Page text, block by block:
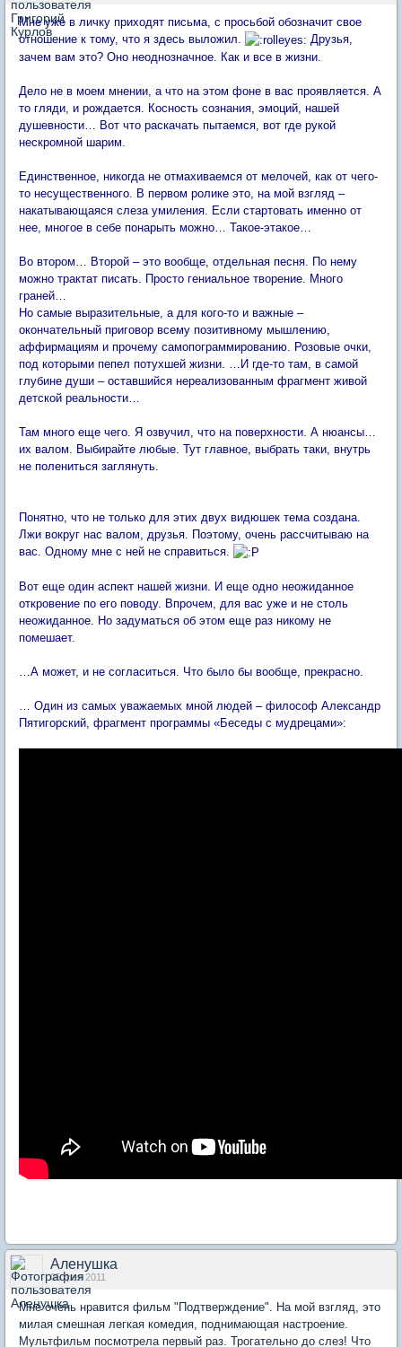
Мне уже в личку приходят письма, с просьбой обозначит свое
отношение к тому, что я здесь выложил.
Друзья,
зачем вам это? Оно неоднозначное. Как и все в жизни.
Дело не в моем мнении, а что на этом фоне в вас проявляется. А
то гляди, и рождается. Косность сознания, эмоций, нашей
душевности… Вот что раскачать пытаемся, вот где рукой
нескромной шарим.
Единственное, никогда не отмахиваемся от мелочей, как от чего-
то несущественного. В первом ролике это, на мой взгляд –
накатывающаяся слеза умиления. Если стартовать именно от
нее, многое в себе понарыть можно… Такое-этакое…
Во втором… Второй – это вообще, отдельная песня. По нему
можно трактат писать. Просто гениальное творение. Много
граней…
Но самые выразительные, а для кого-то и важные –
окончательный приговор всему позитивному мышлению,
аффирмациям и прочему самопограммированию. Розовые очки,
под которыми пепел потухшей жизни. …И где-то там, в самой
глубине души – оставшийся нереализованным фрагмент живой
детской реальности…
Там много еще чего. Я озвучил, что на поверхности. А нюансы…
их валом. Выбирайте любые. Тут главное, выбрать таки, внутрь
не полениться заглянуть.
Понятно, что не только для этих двух видюшек тема создана.
Лжи вокруг нас валом, друзья. Поэтому, очень рассчитываю на
вас. Одному мне с ней не справиться.
Вот еще один аспект нашей жизни. И еще одно неожиданное
откровение по его поводу. Впрочем, для вас уже и не столь
неожиданное. Но задуматься об этом еще раз никому не
помешает.
…А может, и не согласиться. Что было бы вообще, прекрасно.
… Один из самых уважаемых мной людей – философ Александр
Пятигорский, фрагмент программы «Беседы с мудрецами»:
Аленушка
05 фев 2011
Мне очень нравится фильм "Подтверждение". На мой взгляд, это
милая смешная легкая комедия, поднимающая настроение.
Мультфильм посмотрела первый раз. Трогательно до слез! Что